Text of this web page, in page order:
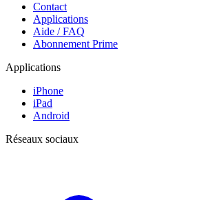
Contact
Applications
Aide / FAQ
Abonnement Prime
Applications
iPhone
iPad
Android
Réseaux sociaux